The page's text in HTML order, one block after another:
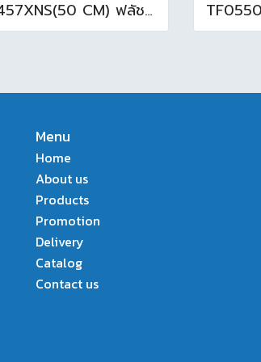
CT457XNS(50 CM) ฟลัชวาล์วโถสุขภัณฑ์
Menu
Home
About us
Products
Promotion
Delivery
Catalog
Contact us